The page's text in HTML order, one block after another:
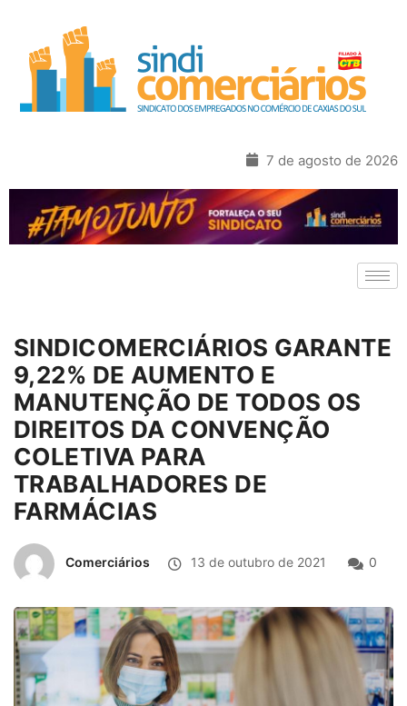
7 de agosto de 2026
SINDICOMERCIÁRIOS GARANTE
9,22% DE AUMENTO E
MANUTENÇÃO DE TODOS OS
DIREITOS DA CONVENÇÃO
COLETIVA PARA
TRABALHADORES DE
FARMÁCIAS
Comerciários 13 de outubro de 2021 0